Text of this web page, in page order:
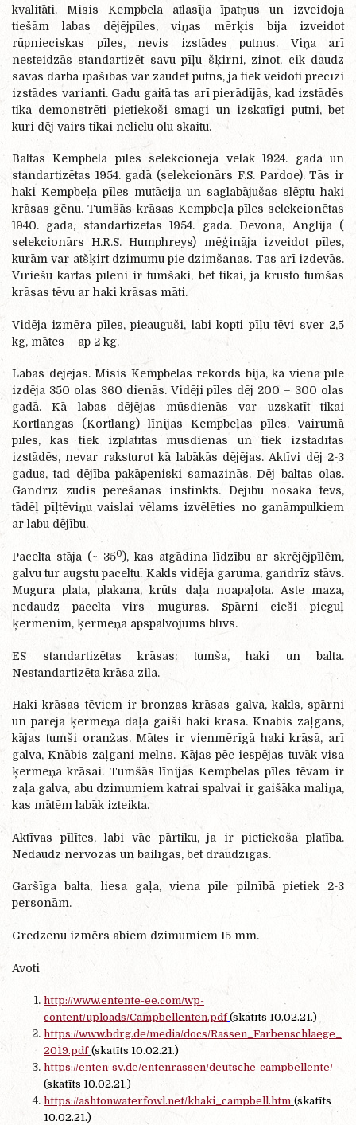
kvalitāti. Misis Kempbela atlasīja īpatņus un izveidoja
tiešām labas dējējpīles, viņas mērķis bija izveidot
rūpnieciskas pīles, nevis izstādes putnus. Viņa arī
nesteidzās standartizēt savu pīļu šķirni, zinot, cik daudz
savas darba īpašības var zaudēt putns, ja tiek veidoti precīzi
izstādes varianti. Gadu gaitā tas arī pierādījās, kad izstādēs
tika demonstrēti pietiekoši smagi un izskatīgi putni, bet
kuri dēj vairs tikai nelielu olu skaitu.
Baltās Kempbela pīles selekcionēja vēlāk 1924. gadā un
standartizētas 1954. gadā (selekcionārs F.S. Pardoe). Tās ir
haki Kempbeļa pīles mutācija un saglabājušas slēptu haki
krāsas gēnu.Tumšās krāsas Kempbeļa pīles selekcionētas
1940. gadā, standartizētas 1954. gadā. Devonā, Anglijā (
selekcionārs H.R.S. Humphreys) mēģināja izveidot pīles,
kurām var atšķirt dzimumu pie dzimšanas. Tas arī izdevās.
Vīriešu kārtas pīlēni ir tumšāki, bet tikai, ja krusto tumšās
krāsas tēvu ar haki krāsas māti.
Vidēja izmēra pīles, pieauguši, labi kopti pīļu tēvi sver 2,5
kg, mātes – ap 2 kg.
Labas dējējas. Misis Kempbelas rekords bija, ka viena pīle
izdēja 350 olas 360 dienās. Vidēji pīles dēj 200 – 300 olas
gadā. Kā labas dējējas mūsdienās var uzskatīt tikai
Kortlangas (Kortlang) līnijas Kempbeļas pīles. Vairumā
pīles, kas tiek izplatītas mūsdienās un tiek izstādītas
izstādēs, nevar raksturot kā labākās dējējas. Aktīvi dēj 2-3
gadus, tad dējība pakāpeniski samazinās. Dēj baltas olas.
Gandrīz zudis perēšanas instinkts. Dējību nosaka tēvs,
tādēļ pīļtēviņu vaislai vēlams izvēlēties no ganāmpulkiem
ar labu dējību.
Pacelta stāja (~ 350), kas atgādina līdzību ar skrējējpīlēm,
galvu tur augstu paceltu. Kakls vidēja garuma, gandrīz stāvs.
Mugura plata, plakana, krūts daļa noapaļota. Aste maza,
nedaudz pacelta virs muguras. Spārni cieši pieguļ
ķermenim, ķermeņa apspalvojums blīvs.
ES standartizētas krāsas: tumša, haki un balta.
Nestandartizēta krāsa zila.
Haki krāsas tēviem ir bronzas krāsas galva, kakls, spārni
un pārējā ķermeņa daļa gaiši haki krāsa. Knābis zaļgans,
kājas tumši oranžas. Mātes ir vienmērīgā haki krāsā, arī
galva, Knābis zaļgani melns. Kājas pēc iespējas tuvāk visa
ķermeņa krāsai. Tumšās līnijas Kempbelas pīles tēvam ir
zaļa galva, abu dzimumiem katrai spalvai ir gaišāka maliņa,
kas mātēm labāk izteikta.
Aktīvas pīlītes, labi vāc pārtiku, ja ir pietiekoša platība.
Nedaudz nervozas un bailīgas, bet draudzīgas.
Garšīga balta, liesa gaļa, viena pīle pilnībā pietiek 2-3
personām.
Gredzenu izmērs abiem dzimumiem 15 mm.
Avoti
http://www.entente-ee.com/wp-
content/uploads/Campbellenten.pdf (skatīts 10.02.21.)
https://www.bdrg.de/media/docs/Rassen_Farbenschlaege_
2019.pdf (skatīts 10.02.21.)
https://enten-sv.de/entenrassen/deutsche-campbellente/
(skatīts 10.02.21.)
https://ashtonwaterfowl.net/khaki_campbell.htm (skatīts
10.02.21.)